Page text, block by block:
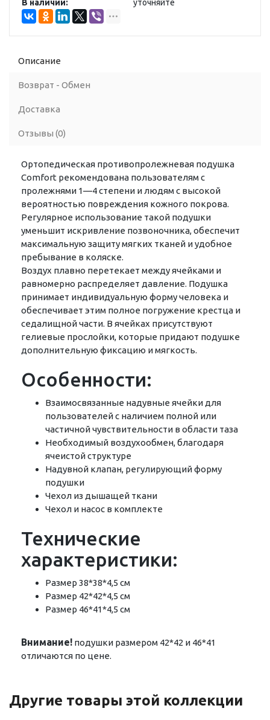
В наличии:
уточняйте
Описание
Возврат - Обмен
Доставка
Отзывы (0)
Ортопедическая противопролежневая подушка
Comfort рекомендована пользователям с
пролежнями 1—4 степени и людям с высокой
вероятностью повреждения кожного покрова.
Регулярное использование такой подушки
уменьшит искривление позвоночника, обеспечит
максимальную защиту мягких тканей и удобное
пребывание в коляске.
Воздух плавно перетекает между ячейками и
равномерно распределяет давление. Подушка
принимает индивидуальную форму человека и
обеспечивает этим полное погружение крестца и
седалищной части. В ячейках присутствуют
гелиевые прослойки, которые придают подушке
дополнительную фиксацию и мягкость.
Особенности:
Взаимосвязанные надувные ячейки для
пользователей с наличием полной или
частичной чувствительности в области таза
Необходимый воздухообмен, благодаря
ячеистой структуре
Надувной клапан, регулирующий форму
подушки
Чехол из дышащей ткани
Чехол и насос в комплекте
Технические
характеристики:
Размер 38*38*4,5 см
Размер 42*42*4,5 см
Размер 46*41*4,5 см
Внимание! подушки размером 42*42 и 46*41
отличаются по цене.
Другие товары этой коллекции